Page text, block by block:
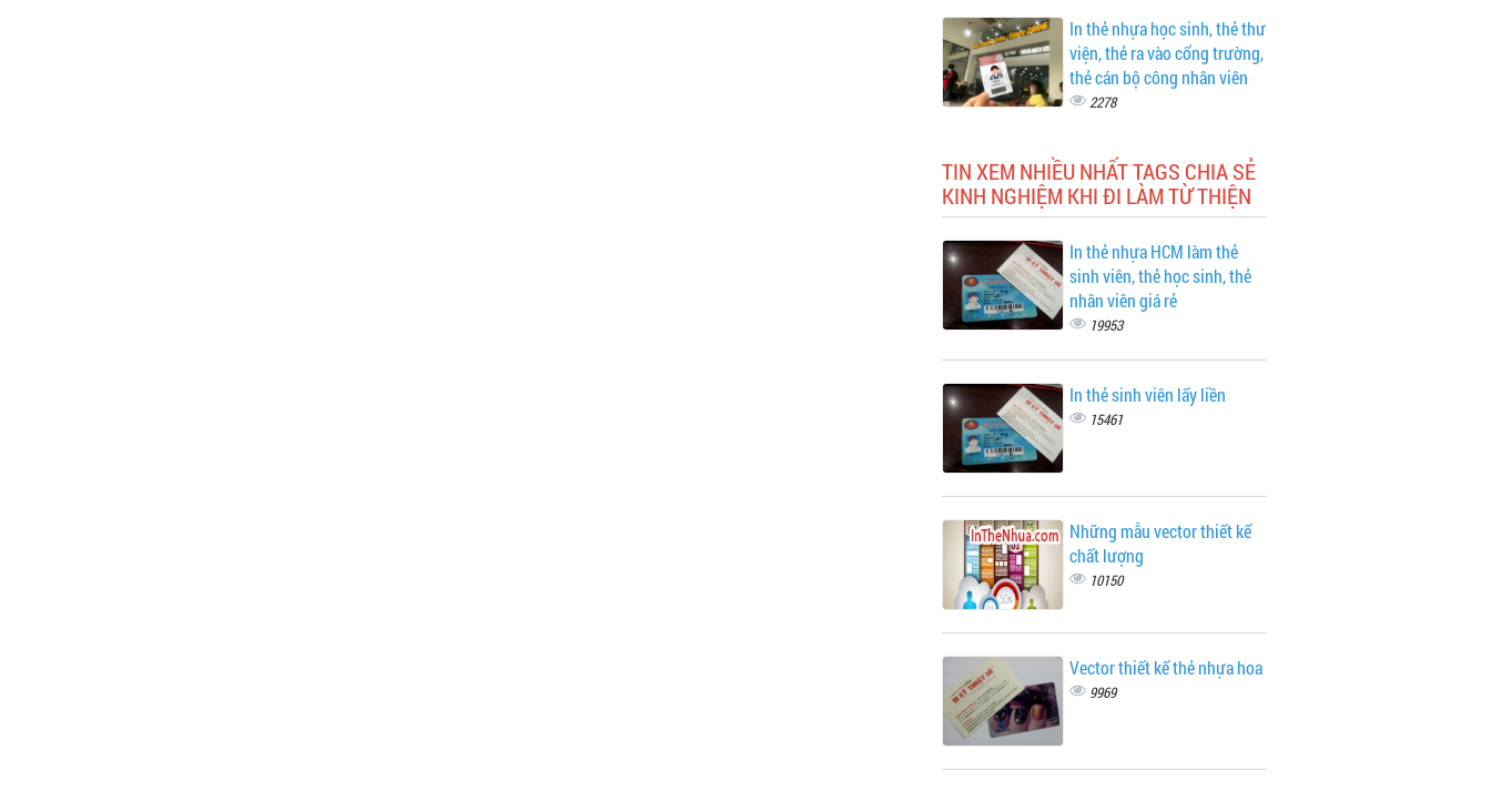
In thẻ nhựa học sinh, thẻ thư
viện, thẻ ra vào cổng trường,
thẻ cán bộ công nhân viên
2278
TIN XEM NHIỀU NHẤT TAGS CHIA SẺ
KINH NGHIỆM KHI ĐI LÀM TỪ THIỆN
In thẻ nhựa HCM làm thẻ
sinh viên, thẻ học sinh, thẻ
nhân viên giá rẻ
19953
In thẻ sinh viên lấy liền
15461
Những mẫu vector thiết kế
chất lượng
10150
Vector thiết kế thẻ nhựa hoa
9969